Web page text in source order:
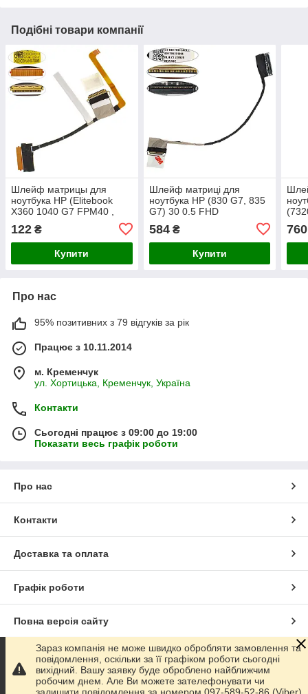
Подібні товари компанії
Шлейф матрицы для
ноутбука HP (Elitebook
X360 1040 G7 FPM40 ,
122 ₴
Купити
Шлейф матриці для
ноутбука HP (830 G7, 835
G7) 30 0.5 FHD
584₴
Купити
760
Про нас
95% позитивних з 79 відгуків за рік
Працює з 10.11.2014
м. Кременчук
ул. Хортицька, Кременчук, Україна
Контакти
Сьогодні працює з 09:00 до 19:00
Показати весь графік роботи
Про нас
Контакти
Доставка та оплата
Графік роботи
Повна версія сайту
Сайт створено на маркетплейсіProm.ua
Політика конфіденційності
Зараз компанія не може швидко обробляти замовлення та
повідомлення, оскільки за її графіком роботи сьогодні
вихідний. Вашу заявку буде оброблено найближчим
робочим днем. Але Ви можете зателефонувати чи